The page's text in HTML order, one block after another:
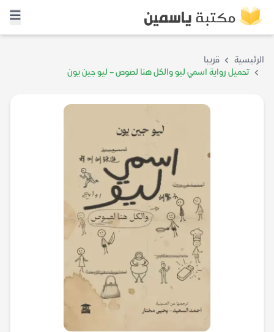
الرئيسية
قريبا
تحميل رواية اسمي ليو والكل هنا لصوص – ليو جين يون